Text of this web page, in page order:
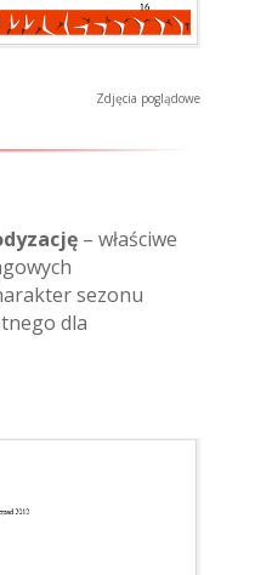
Zdjęcia poglądowe
– właściwe
sezonu
dla